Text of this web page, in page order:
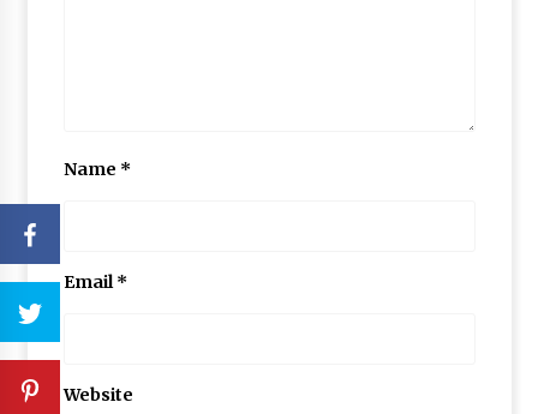
Name *
Email*
Website